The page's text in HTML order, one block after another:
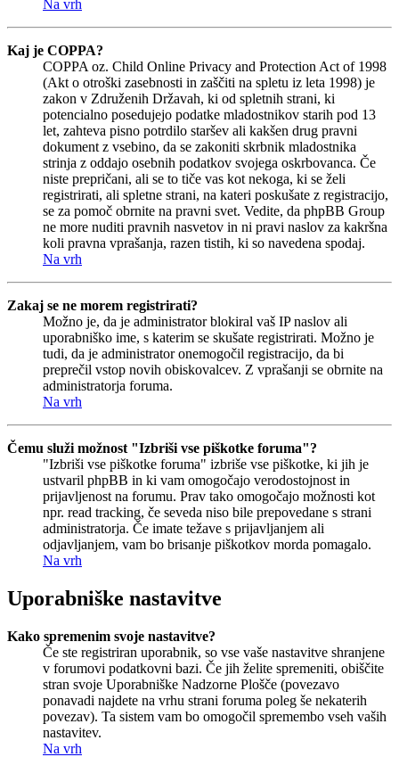
Na vrh
Kaj je COPPA?
COPPA oz. Child Online Privacy and Protection Act of 1998
(Akt o otroški zasebnosti in zaščiti na spletu iz leta 1998) je
zakon v Združenih Državah, ki od spletnih strani, ki
potencialno posedujejo podatke mladostnikov starih pod 13
let, zahteva pisno potrdilo staršev ali kakšen drug pravni
dokument z vsebino, da se zakoniti skrbnik mladostnika
strinja z oddajo osebnih podatkov svojega oskrbovanca. Če
niste prepričani, ali se to tiče vas kot nekoga, ki se želi
registrirati, ali spletne strani, na kateri poskušate z registracijo,
se za pomoč obrnite na pravni svet. Vedite, da phpBB Group
ne more nuditi pravnih nasvetov in ni pravi naslov za kakršna
koli pravna vprašanja, razen tistih, ki so navedena spodaj.
Na vrh
Zakaj se ne morem registrirati?
Možno je, da je administrator blokiral vaš IP naslov ali
uporabniško ime, s katerim se skušate registrirati. Možno je
tudi, da je administrator onemogočil registracijo, da bi
preprečil vstop novih obiskovalcev. Z vprašanji se obrnite na
administratorja foruma.
Na vrh
Čemu služi možnost "Izbriši vse piškotke foruma"?
"Izbriši vse piškotke foruma" izbriše vse piškotke, ki jih je
ustvaril phpBB in ki vam omogočajo verodostojnost in
prijavljenost na forumu. Prav tako omogočajo možnosti kot
npr. read tracking, če seveda niso bile prepovedane s strani
administratorja. Če imate težave s prijavljanjem ali
odjavljanjem, vam bo brisanje piškotkov morda pomagalo.
Na vrh
Uporabniške nastavitve
Kako spremenim svoje nastavitve?
Če ste registriran uporabnik, so vse vaše nastavitve shranjene
v forumovi podatkovni bazi. Če jih želite spremeniti, obiščite
stran svoje Uporabniške Nadzorne Plošče (povezavo
ponavadi najdete na vrhu strani foruma poleg še nekaterih
povezav). Ta sistem vam bo omogočil spremembo vseh vaših
nastavitev.
Na vrh